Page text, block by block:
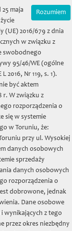
Zamówienia on-line
w
Toggle
Rozumiem
maja
(UE) 2016/679 z dnia
w związku z
swobodnego
95/46/WE (ogólne
2016, Nr 119, s. 1).
być aktem
r. W związku z
rozporządzenia o
się w systemie
w Toruniu, że:
przy ul. Wysokiej
danych osobowych
sprzedaży
danych osobowych
rozporządzenia o
dobrowone, jednak
Dane osobowe
wynikających z tego
przez okres niezbędny